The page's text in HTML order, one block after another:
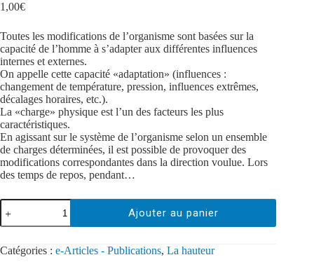
1,00€
Toutes les modifications de l’organisme sont basées sur la
capacité de l’homme à s’adapter aux différentes influences
internes et externes.
On appelle cette capacité «adaptation» (influences :
changement de température, pression, influences extrêmes,
décalages horaires, etc.).
La «charge» physique est l’un des facteurs les plus
caractéristiques.
En agissant sur le système de l’organisme selon un ensemble
de charges déterminées, il est possible de provoquer des
modifications correspondantes dans la direction voulue. Lors
des temps de repos, pendant…
Ajouter au panier
Catégories : e-Articles - Publications, La hauteur